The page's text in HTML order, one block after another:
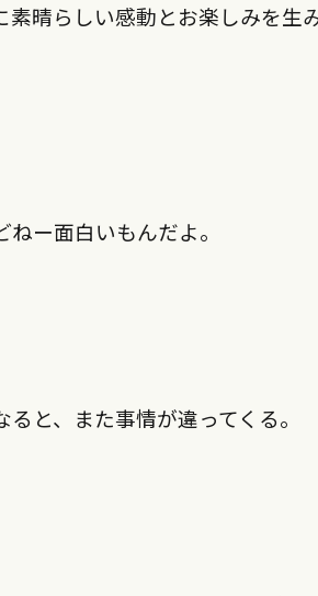
晴らしい感動とお楽しみを生
ー面白いもんだよ。
と、また事情が違ってくる。